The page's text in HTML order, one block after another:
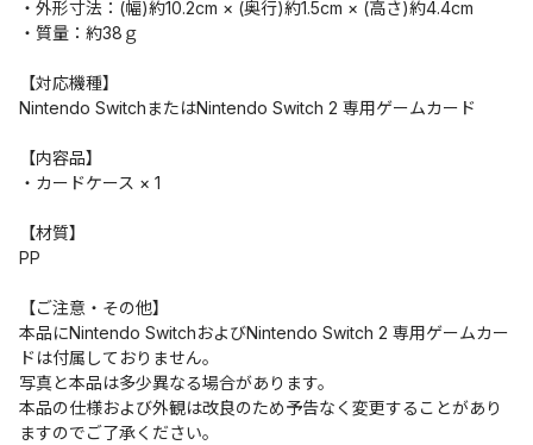
・外形寸法：(幅)約10.2cm × (奥行)約1.5cm × (高さ)約4.4cm
・質量：約38ｇ
【対応機種】
Nintendo SwitchまたはNintendo Switch 2 専用ゲームカード
【内容品】
・カードケース × 1
【材質】
PP
【ご注意・その他】
本品にNintendo SwitchおよびNintendo Switch 2 専用ゲームカー
ドは付属しておりません。
写真と本品は多少異なる場合があります。
本品の仕様および外観は改良のため予告なく変更することがあり
ますのでご了承ください。